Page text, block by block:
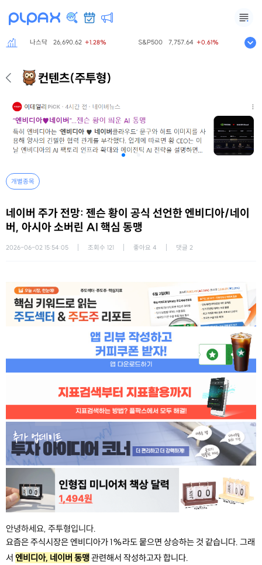
나스닥 26,690.62 +1.28% S&P500 7,757.64 +0.61% 니케
컨텐츠(주투형)
개별종목
네이버 주가 전망: 젠슨 황이 공식 선언한 엔비디아/네이
버, 아시아 소버린 AI 핵심 동맹
2026-06-02 15:54:05 조회수 121 좋아요 4 댓글 2
안녕하세요, 주투형입니다.
요즘은 주식시장은 엔비디아가 1%라도 뭍으면 상승하는 것 같습니다. 그래
서 엔비디아, 네이버 동맹 관련해서 작성하고자 합니다.